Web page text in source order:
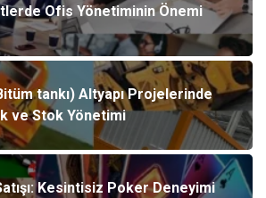
Ofis Yönetiminin Önemi
tankı) Altyapı Projelerinde
ve Stok Yönetimi
Kesintisiz Poker Deneyimi